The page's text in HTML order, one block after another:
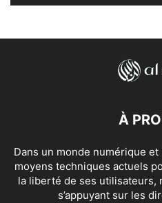
À
Dans un monde numérique
moyens techniques actuels
la liberté de ses utilisateurs,
s’appuyant sur les